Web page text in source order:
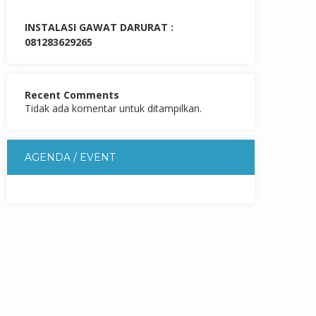
INSTALASI GAWAT DARURAT :
081283629265
Recent Comments
Tidak ada komentar untuk ditampilkan.
AGENDA / EVENT